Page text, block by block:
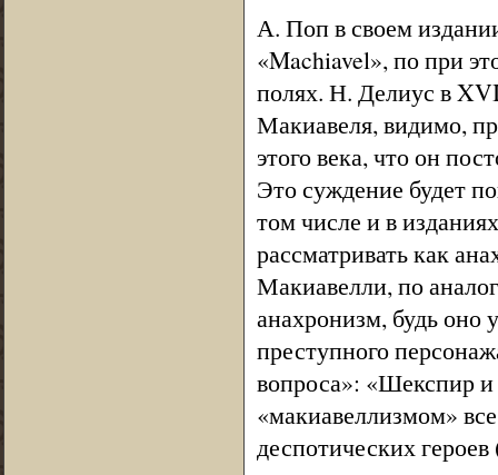
А. Поп в своем
«Machiavel», по при
полях. Н. Делиус в
Макиавеля, видимо,
этого века, что он
Это суждение будет
том числе и в
рассматривать как
Макиавелли, по
анахронизм, будь оно
преступного
вопроса»: «Шекспир и
«макиавеллизмом»
деспотических